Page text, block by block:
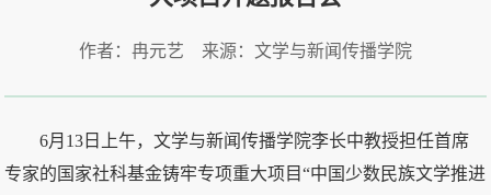
作者：冉元艺 来源：文学与新闻传播学院
6月13日上午，文学与新闻传播学院李长中教授担任首席
专家的国家社科基金铸牢专项重大项目“中国少数民族文学推进